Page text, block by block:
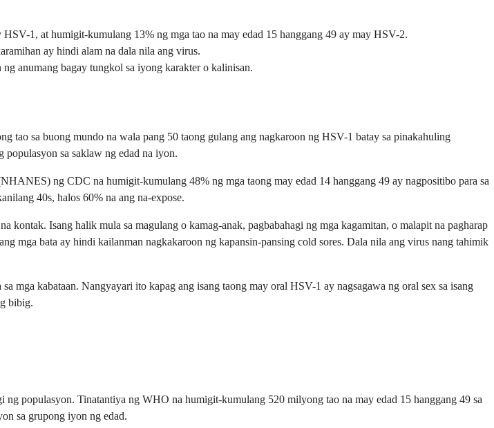
1, at humigit-kumulang 13% ng mga tao na may edad 15 hanggang 49 ay may HSV-2.
ay hindi alam na dala nila ang virus.
anumang bagay tungkol sa iyong karakter o kalinisan.
sa buong mundo na wala pang 50 taong gulang ang nagkaroon ng HSV-1 batay sa pinakahuling
sa saklaw ng edad na iyon.
ng CDC na humigit-kumulang 48% ng mga taong may edad 14 hanggang 49 ay nagpositibo para sa
40s, halos 60% na ang na-expose.
Isang halik mula sa magulang o kamag-anak, pagbabahagi ng mga kagamitan, o malapit na pagharap
mga bata ay hindi kailanman nagkakaroon ng kapansin-pansing cold sores. Dala nila ang virus nang tahimik
mga kabataan. Nangyayari ito kapag ang isang taong may oral HSV-1 ay nagsagawa ng oral sex sa isang
bibig.
populasyon. Tinatantiya ng WHO na humigit-kumulang 520 milyong tao na may edad 15 hanggang 49 sa
sa grupong iyon ng edad.